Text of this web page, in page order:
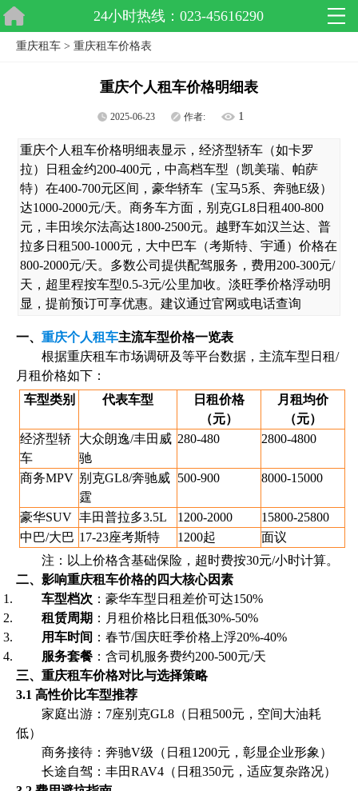
24小时热线：023-45616290
重庆租车 > 重庆租车价格表
重庆个人租车价格明细表
2025-06-23 作者: 1
重庆个人租车价格明细表显示，经济型轿车（如卡罗
拉）日租金约200-400元，中高档车型（凯美瑞、帕萨
特）在400-700元区间，豪华轿车（宝马5系、奔驰E级）
达1000-2000元/天。商务车方面，别克GL8日租400-800
元，丰田埃尔法高达1800-2500元。越野车如汉兰达、普
拉多日租500-1000元，大中巴车（考斯特、宇通）价格在
800-2000元/天。多数公司提供配驾服务，费用200-300元/
天，超里程按车型0.5-3元/公里加收。淡旺季价格浮动明
显，提前预订可享优惠。建议通过官网或电话查询
一、 重庆个人租车主流车型价格一览表
根据重庆租车市场调研及等平台数据，主流车型日租/
月租价格如下：
车型类别
代表车型
日租价格
（元）
月租均价
（元）
经济型轿
车
大众朗逸/丰田威
驰
280-480 2800-4800
商务MPV 别克GL8/奔驰威
霆
500-900 8000-15000
豪华SUV 丰田普拉多3.5L 1200-2000
15800-25800
中巴/大巴 17-23座考斯特 1200起
面议
注：以上价格含基础保险，超时费按30元/小时计算。
二、影响重庆租车价格的四大核心因素
车型档次 ：豪华车型日租差价可达150%
租赁周期 ：月租价格比日租低30%-50%
用车时间 ：春节/国庆旺季价格上浮20%-40%
服务套餐 ：含司机服务费约200-500元/天
三、重庆租车价格对比与选择策略
3.1 高性价比车型推荐
家庭出游：7座别克GL8（日租500元，空间大油耗
低）
商务接待：奔驰V级（日租1200元，彰显企业形象）
长途自驾：丰田RAV4（日租350元，适应复杂路况）